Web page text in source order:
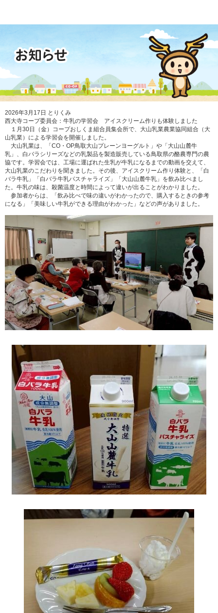
2026年3月17日 とりくみ
西大寺コープ委員会：牛乳の学習会 アイスクリーム作りも体験しました
１月30日（金）コープおしくま組合員集会所で、大山乳業農業協同組合（大
山乳業）による学習会を開催しました。
大山乳業は、「CO ・ OP鳥取大山プレーンヨーグルト」や「大山山麓牛
乳」、白バラシリーズなどの乳製品を製造販売している鳥取県の酪農専門の農
協です。学習会では、工場に運ばれた生乳が牛乳になるまでの動画を交えて、
大山乳業のこだわりを聞きました。その後、アイスクリーム作り体験と、「白
バラ牛乳」「白バラ牛乳パスチャライズ」「大山山麓牛乳」を飲み比べまし
た。牛乳の味は、殺菌温度と時間によって違いが出ることがわかりました。
参加者からは、「飲み比べで味の違いがわかったので、購入するときの参考
になる」「美味しい牛乳ができる理由がわかった」などの声がありました。